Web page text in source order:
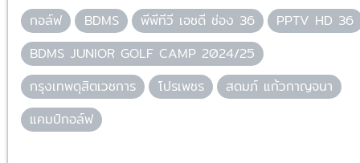
กอล์ฟ BDMS พีพีทีวี เอชดี ช่อง 36
PPTV HD 36
BDMS JUNIOR GOLF CAMP 2024/25
กรุงเทพดุสิตเวชการ
โปรเพชร
สดมภ์ แก้วกาญจนา
แคมป์กอล์ฟ